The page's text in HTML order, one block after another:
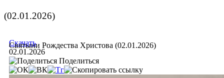
(02.01.2026)
Святыни Рождества Христова (02.01.2026)
Скачать
02.01.2026
Поделиться